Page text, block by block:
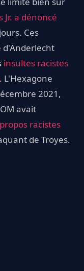
Jr. a dénoncé
Ces
d'Anderlecht
insultes racistes
. L'Hexagone
2021,
avait
racistes
de Troyes.